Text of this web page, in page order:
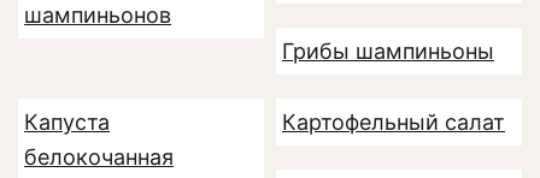
шампиньонов
Грибы шампиньоны
Капуста
белокочанная
Картофельный салат